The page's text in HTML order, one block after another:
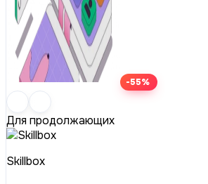
-55%
Для продолжающих
Skillbox